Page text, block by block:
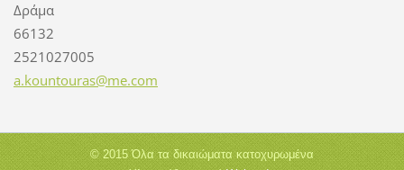
Δράμα
66132
2521027005
a.kountouras@me.com
© 2015 Όλα τα δικαιώματα κατοχυρωμένα